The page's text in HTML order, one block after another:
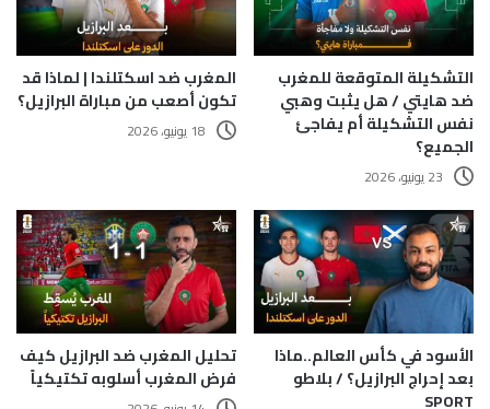
التشكيلة المتوقعة للمغرب
ضد هايتي / هل يثبت وهبي
نفس التشكيلة أم يفاجئ
الجميع؟
23 يونيو، 2026
المغرب ضد اسكتلندا | لماذا قد
تكون أصعب من مباراة البرازيل؟
18 يونيو، 2026
الأسود في كأس العالم..ماذا
بعد إحراج البرازيل؟ / بلاطو
SPORT
تحليل المغرب ضد البرازيل كيف
فرض المغرب أسلوبه تكتيكياً